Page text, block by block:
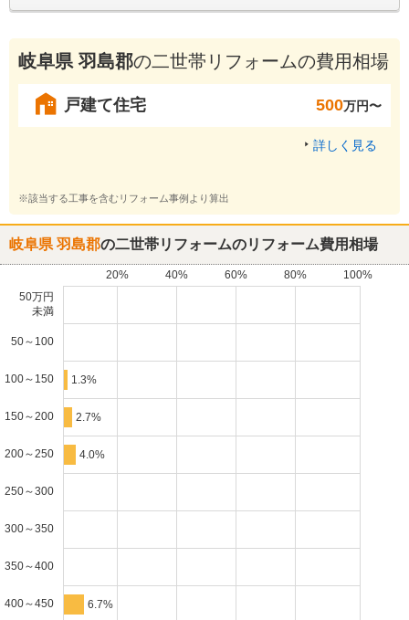
岐阜県 羽島郡の二世帯リフォームの費用相場
戸建て住宅 500万円〜
詳しく見る
※該当する工事を含むリフォーム事例より算出
岐阜県 羽島郡の二世帯リフォームのリフォーム費用相場
20% 40% 60% 80%
100%
50万円
未満
50～100
100～150 1.3%
150～200 2.7%
200～250 4.0%
250～300
300～350
350～400
400～450 6.7%